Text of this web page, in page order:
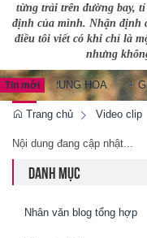
từng trải trên đường bay,
định của mình. Nhận định
điều tôi viết có khi chỉ là
nhưng
Tin mới
NGỮ TRUNG HOA
Trang chủ Video clip
Nội dung đang cập nhật...
DANH MỤC
Nhân văn blog tổng hợp